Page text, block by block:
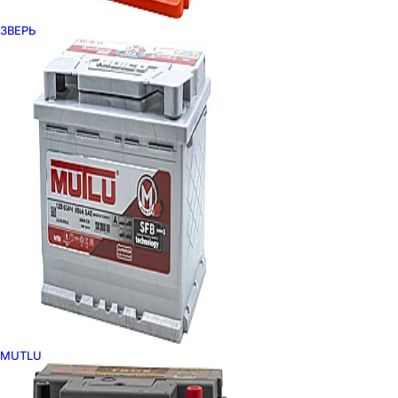
ЗВЕРЬ
MUTLU